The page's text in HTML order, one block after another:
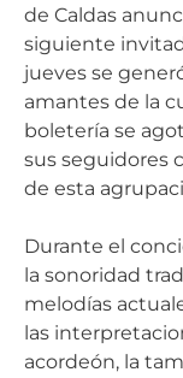
de Caldas
siguiente
jueves se
amantes de la
boletería se
sus seguidores
de esta
Durante el
la sonoridad
melodías
las
acordeón, la